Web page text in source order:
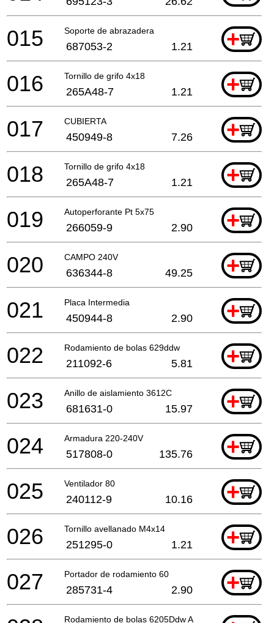
Soporte de abrazadera +
015 687053-2 1.21
Tornillo de grifo 4x18 +
016 265A48-7 1.21
CUBIERTA +
017 450949-8 7.26
Tornillo de grifo 4x18 +
018 265A48-7 1.21
Autoperforante Pt 5x75 +
019 266059-9 2.90
CAMPO 240V +
020 636344-8 49.25
Placa Intermedia +
021 450944-8 2.90
Rodamiento de bolas 629ddw +
022 211092-6 5.81
Anillo de aislamiento 3612C +
023 681631-0 15.97
Armadura 220-240V +
024 517808-0 135.76
Ventilador 80 +
025 240112-9 10.16
Tornillo avellanado M4x14 +
026 251295-0 1.21
Portador de rodamiento 60 +
027 285731-4 2.90
Rodamiento de bolas 6205Ddw A